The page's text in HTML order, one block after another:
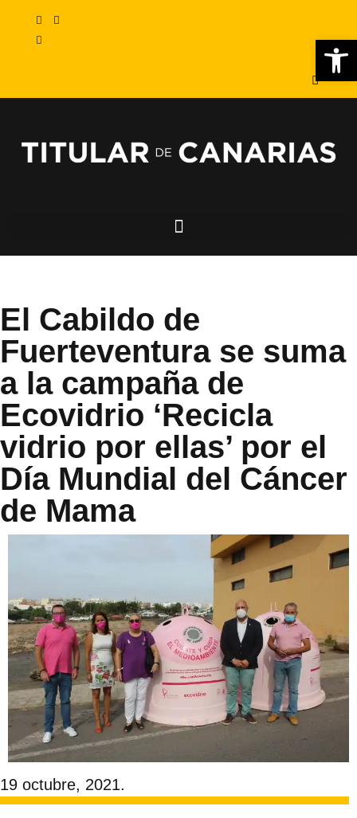
El Cabildo de
Fuerteventura se suma
a la campaña de
Ecovidrio ‘Recicla
vidrio por ellas’ por el
Día Mundial del Cáncer
de Mama
19 octubre, 2021.